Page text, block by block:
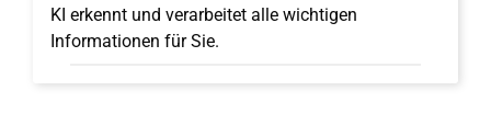
KI erkennt und verarbeitet alle wichtigen
Informationen für Sie.